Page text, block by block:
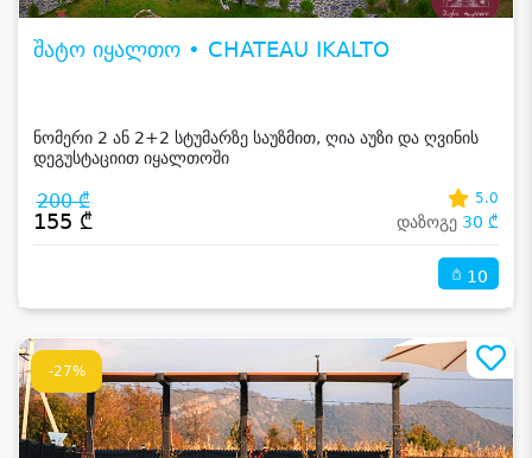
შატო იყალთო • CHATEAU IKALTO
ნომერი 2 ან 2+2 სტუმარზე საუზმით, ღია აუზი და ღვინის
დეგუსტაციით იყალთოში
200 ₾
155 ₾
5.0
დაზოგე 30 ₾
10
-27%